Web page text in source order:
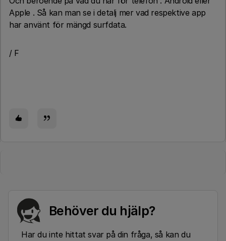
Apple . Så kan man se i detalj mer vad respektive app
har använt för mängd surfdata.
/ F
Behöver du hjälp?
Har du inte hittat svar på din fråga, så kan du